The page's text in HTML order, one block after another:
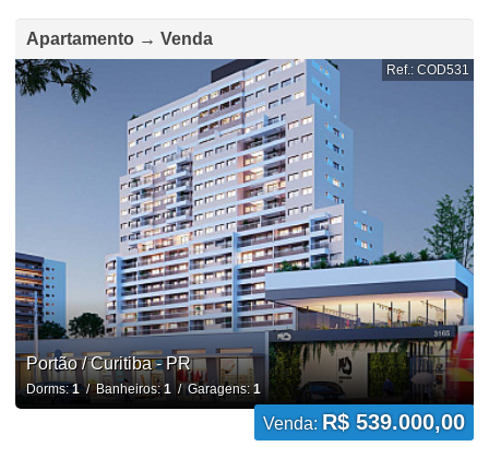
Apartamento → Venda
Ref.: COD531
Portão / Curitiba - PR
Dorms:1/ Banheiros:1/ Garagens:1
Venda: R$ 539.000,00